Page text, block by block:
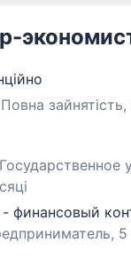
Государственное
финансовый
5